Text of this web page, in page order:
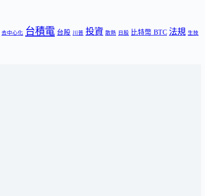
去中心化 台積電 台股 川普 投資 散熱 日股 比特幣 BTC 法規 生技